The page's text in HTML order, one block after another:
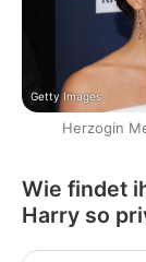
Getty Images
Herzogin
Wie findet
Harry so